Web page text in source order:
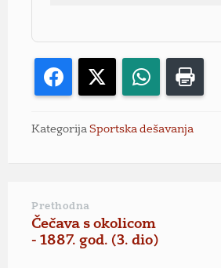
Facebook WhatsApp
Kategorija Sportska dešavanja
Prethodna
Čečava s okolicom
- 1887. god. (3. dio)